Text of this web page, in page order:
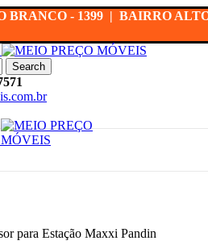
BRANCO - 1399 | BAIRRO
Search
para Estação Maxxi Pandin